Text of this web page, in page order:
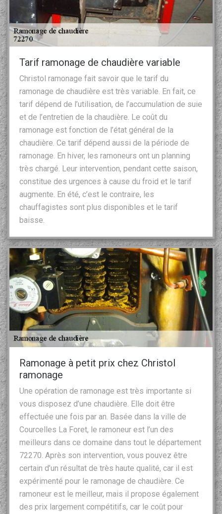
Tarif ramonage de chaudière variable
Christol ramonage fait savoir que le tarif du
ramonage de chaudière est très variable. En fait, ce
tarif dépend de l’utilisation, de l’accumulation de suie
et de l’entretien de la chaudière. Le coût du
ramonage est fonction de l’état général de la
chaudière. Ce tarif dépend aussi de la période de
ramonage. En hiver, les ramoneurs ont un planning
très chargé. Leur intervention, pendant cette saison,
constitue des urgences à cause du froid et le tarif
augmente. En été, c’est le contraire, les
chauffagistes sont plus disponibles et le tarif
baisse.
Ramonage à petit prix chez Christol
ramonage
Une opération de ramonage est très importante si
vous disposez d’une chaudière. Elle doit être
effectuée une fois par an. Basée dans la ville de
Courcelles La Foret, le ramoneur est l’un des
meilleurs dans ce domaine dans tout le département
72270. Après son intervention, vous pouvez être
certain d’un résultat de très haute qualité, car il est
expérimenté pour le ramonage de chaudière. Ce
ramoneur est le meilleur, mais il propose également
des prix largement compétitifs, car le coût pour